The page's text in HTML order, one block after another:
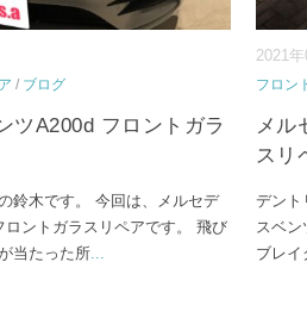
/ ブログ
ツA200d フロントガラ
鈴木です。 今回は、メルセデ
ロントガラスリペアです。 飛び
当たった所...
2021
フロン
メル
スリ
デント
スベン
ブレイ